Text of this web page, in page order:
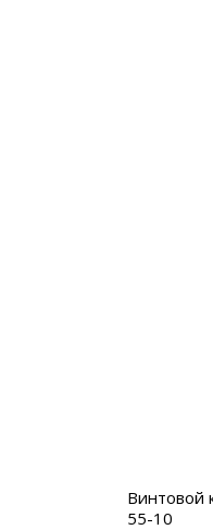
Винтовой
55-10